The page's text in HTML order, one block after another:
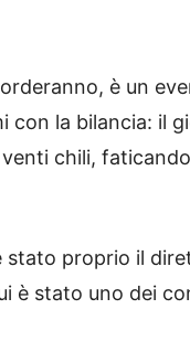
è un
con la bilancia: il
chili,
proprio il
è stato uno dei